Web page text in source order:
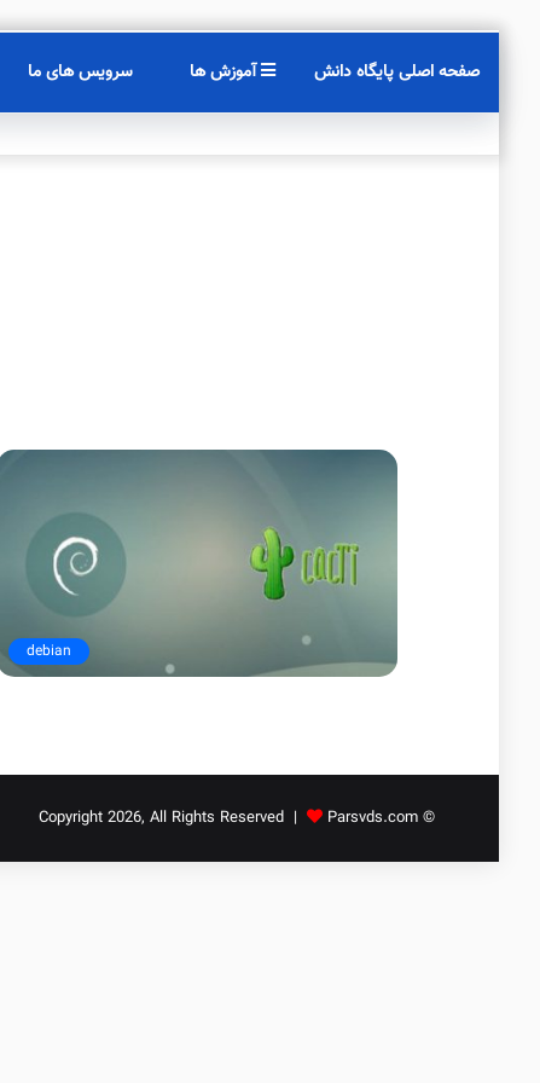
سرویس های ما آموزش ها صفحه اصلی پایگاه دانش
debian
© Copyright 2026, All Rights Reserved |
Parsvds.com